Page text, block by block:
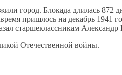
город. Блокада длилась 872
время пришлось на декабрь 1941
старшеклассникам
Отечественной войны.